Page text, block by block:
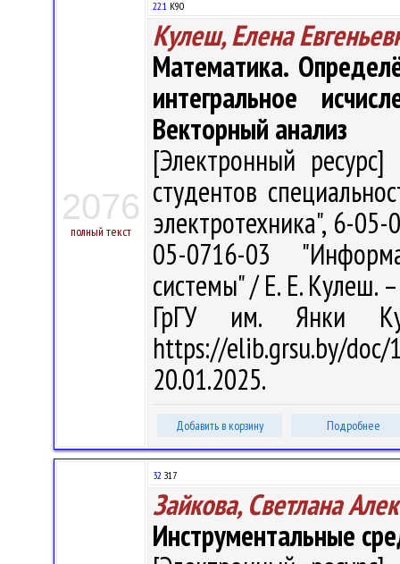
2076
полный текст
22.1 К90
Кулеш, Елена
Математика.
интегральное
Векторный анализ
[Электронный
студентов
электротехника", 6-
05-0716-03
системы" / Е. Е. Кулеш.
ГрГУ им. Янки
https://elib.grsu.by/
20.01.2025.
Добавить в корзину Подробнее
32 З17
Зайкова, Светлана
Инструментальные